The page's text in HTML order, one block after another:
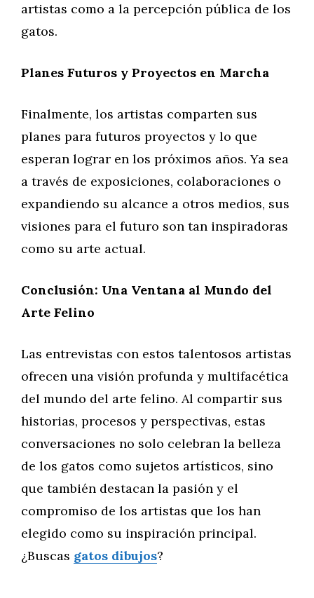
artistas como a la percepción pública de los
gatos.
Planes Futuros y Proyectos en Marcha
Finalmente, los artistas comparten sus
planes para futuros proyectos y lo que
esperan lograr en los próximos años. Ya sea
a través de exposiciones, colaboraciones o
expandiendo su alcance a otros medios, sus
visiones para el futuro son tan inspiradoras
como su arte actual.
Conclusión: Una Ventana al Mundo del
Arte Felino
Las entrevistas con estos talentosos artistas
ofrecen una visión profunda y multifacética
del mundo del arte felino. Al compartir sus
historias, procesos y perspectivas, estas
conversaciones no solo celebran la belleza
de los gatos como sujetos artísticos, sino
que también destacan la pasión y el
compromiso de los artistas que los han
elegido como su inspiración principal.
¿Buscas gatos dibujos?